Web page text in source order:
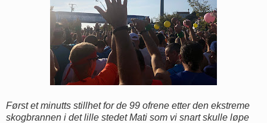
Først et minutts stillhet for de 99 ofrene etter den ekstreme
skogbrannen i det lille stedet Mati som vi snart skulle løpe